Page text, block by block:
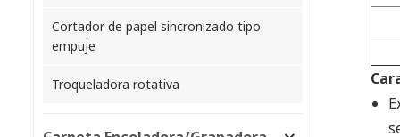
Cortador de papel sincronizado tipo
empuje
Troqueladora rotativa